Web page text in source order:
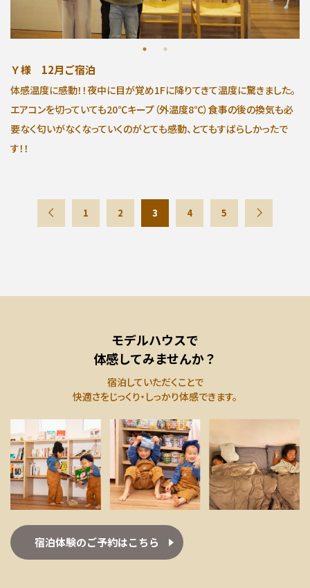
Ｙ様 12月ご宿泊
体感温度に感動！！夜中に目が覚め1Fに降りてきて温度に驚きました。
エアコンを切っていても20℃キープ（外温度8℃）食事の後の換気も必
要なく匂いがなくなっていくのがとても感動、とてもすばらしかったで
す！！
1 2 3 4 5
モデルハウスで
体感してみませんか？
宿泊していただくことで
快適さをじっくり・しっかり体感できます。
宿泊体験のご予約はこちら